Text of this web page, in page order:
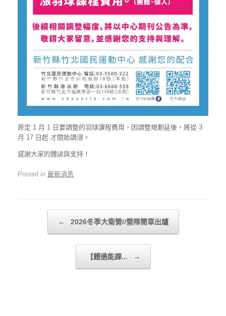
原定 1 月 1 日要調整的羽球課程費用，因調整規劃延後，將從 3
月 17 日起 才開始調漲。
感謝大家的體諒與支持！
Posted in 最新消息
← 2026冬季大衛營//營隊簡章出爐
【體適能課... →